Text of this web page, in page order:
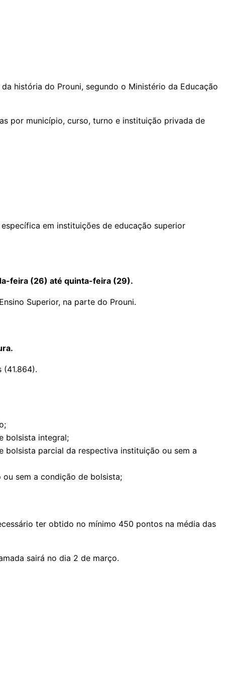
história do Prouni, segundo o Ministério da Educação
por município, curso, turno e instituição privada de
em instituições de educação superior
feira (26) até quinta-feira (29).
Superior, na parte do Prouni.
bolsista integral;
parcial da respectiva instituição ou sem a
sem a condição de bolsista;
ter obtido no mínimo 450 pontos na média das
sairá no dia 2 de março.